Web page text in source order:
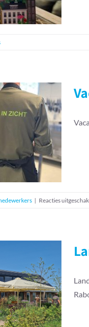
| Reacties
Rabo